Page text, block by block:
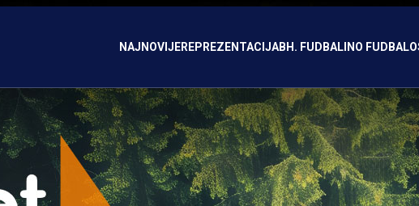
NAJNOVIJEREPREZENTACIJABH. FUDBALINO FUDBAL